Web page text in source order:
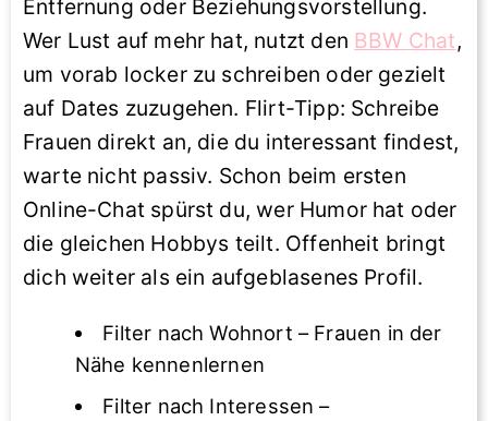
Entfernung oder Beziehungsvorstellung.
Wer Lust auf mehr hat, nutzt den BBW Chat,
um vorab locker zu schreiben oder gezielt
auf Dates zuzugehen. Flirt-Tipp: Schreibe
Frauen direkt an, die du interessant findest,
warte nicht passiv. Schon beim ersten
Online-Chat spürst du, wer Humor hat oder
die gleichen Hobbys teilt. Offenheit bringt
dich weiter als ein aufgeblasenes Profil.
Filter nach Wohnort – Frauen in der
Nähe kennenlernen
Filter nach Interessen –